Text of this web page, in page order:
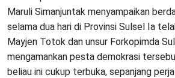
Maruli Simanjuntak menyampaikan
selama dua hari di Provinsi Sulsel Ia
Mayjen Totok dan unsur Forkopimda
mengamankan pesta demokrasi
beliau ini cukup terbuka, sepanjang